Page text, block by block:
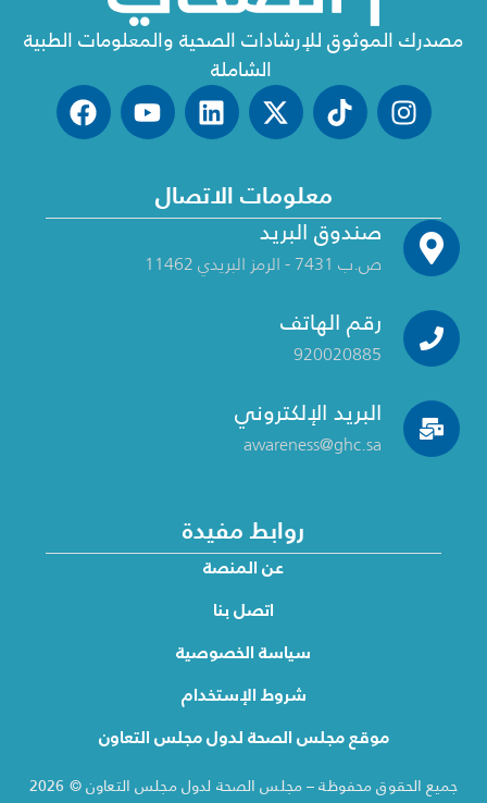
روابط مفيدة
عن المنصة
اتصل بنا
سياسة الخصوصية
شروط الإستخدام
موقع مجلس الصحة لدول مجلس التعاون
جميع الحقوق محفوظة – مجلس الصحة لدول مجلس التعاون © 2026
معلومات الاتصال
صندوق البريد
ص.ب 7431 - الرمز البريدي 11462
رقم الهاتف
920020885
البريد الإلكتروني
awareness@ghc.sa
مصدرك الموثوق للإرشادات الصحية والمعلومات الطبية